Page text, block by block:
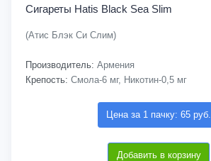
Сигареты Hatis Black Sea Slim
(Атис Блэк Си Слим)
Производитель: Армения
Крепость: Смола-6 мг, Никотин-0,5 мг
Цена за 1 пачку: 65 руб.
Добавить в корзину